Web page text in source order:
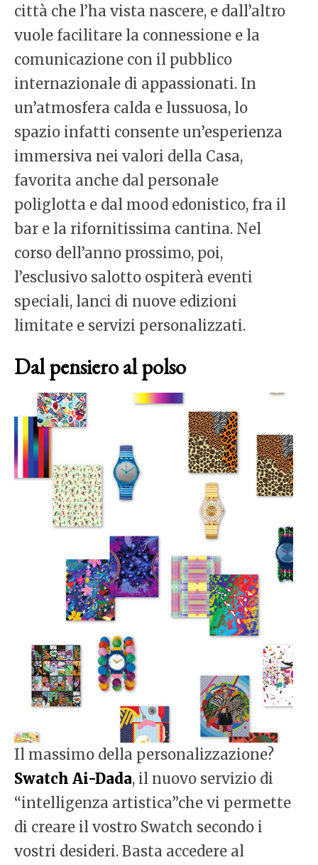
città che l’ha vista nascere, e dall’altro
vuole facilitare la connessione e la
comunicazione con il pubblico
internazionale di appassionati. In
un’atmosfera calda e lussuosa, lo
spazio infatti consente un’esperienza
immersiva nei valori della Casa,
favorita anche dal personale
poliglotta e dal mood edonistico, fra il
bar e la rifornitissima cantina. Nel
corso dell’anno prossimo, poi,
l’esclusivo salotto ospiterà eventi
speciali, lanci di nuove edizioni
limitate e servizi personalizzati.
Dal pensiero al polso
Il massimo della personalizzazione?
Swatch Ai-Dada, il nuovo servizio di
“intelligenza artistica”che vi permette
di creare il vostro Swatch secondo i
vostri desideri. Basta accedere al